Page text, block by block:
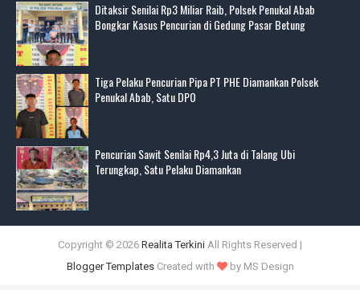
Ditaksir Senilai Rp3 Miliar Raib, Polsek Penukal Abab
Bongkar Kasus Pencurian di Gedung Pasar Betung
Tiga Pelaku Pencurian Pipa PT PHE Diamankan Polsek
Penukal Abab, Satu DPO
Pencurian Sawit Senilai Rp4,3 Juta di Talang Ubi
Terungkap, Satu Pelaku Diamankan
Copyright © 2026 Realita Terkini All Rights Reserved |
Blogger TemplatesCreated with by MS Design